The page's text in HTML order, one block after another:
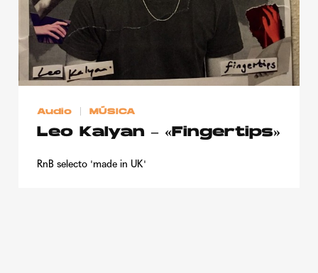
Aviso Legal
© 2015-2022 UMOMAG. PROPIEDAD DE UMO agency. TODOS LOS
DERECHOS RESERVADOS.
Audio MÚSICA
Leo Kalyan – «Fingertips»
RnB selecto 'made in UK'